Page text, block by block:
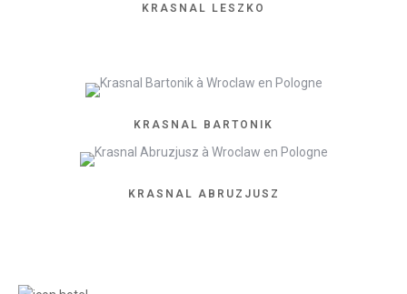
KRASNAL LESZKO
KRASNAL BARTONIK
KRASNAL ABRUZJUSZ